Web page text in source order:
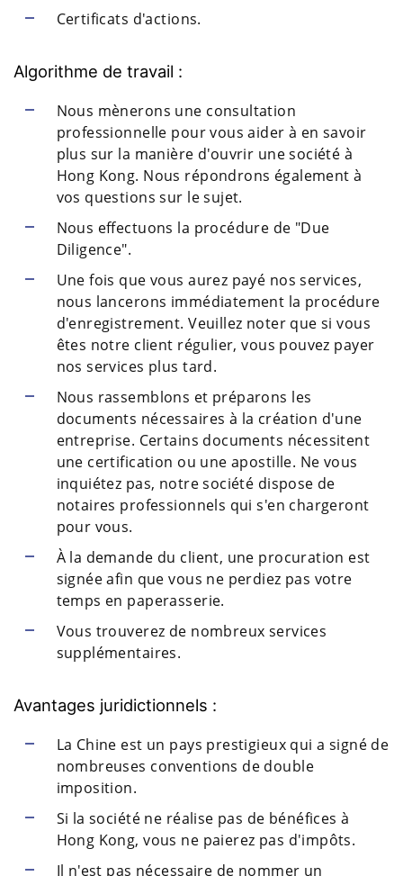
Certificats d'actions.
Algorithme de travail :
Nous mènerons une consultation
professionnelle pour vous aider à en savoir
plus sur la manière d'ouvrir une société à
Hong Kong. Nous répondrons également à
vos questions sur le sujet.
Nous effectuons la procédure de "Due
Diligence".
Une fois que vous aurez payé nos services,
nous lancerons immédiatement la procédure
d'enregistrement. Veuillez noter que si vous
êtes notre client régulier, vous pouvez payer
nos services plus tard.
Nous rassemblons et préparons les
documents nécessaires à la création d'une
entreprise. Certains documents nécessitent
une certification ou une apostille. Ne vous
inquiétez pas, notre société dispose de
notaires professionnels qui s'en chargeront
pour vous.
À la demande du client, une procuration est
signée afin que vous ne perdiez pas votre
temps en paperasserie.
Vous trouverez de nombreux services
supplémentaires.
Avantages juridictionnels :
La Chine est un pays prestigieux qui a signé de
nombreuses conventions de double
imposition.
Si la société ne réalise pas de bénéfices à
Hong Kong, vous ne paierez pas d'impôts.
Il n'est pas nécessaire de nommer un